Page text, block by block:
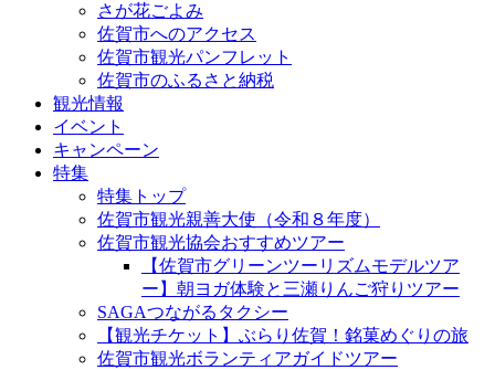
さが花ごよみ
佐賀市へのアクセス
佐賀市観光パンフレット
佐賀市のふるさと納税
観光情報
イベント
キャンペーン
特集
特集トップ
佐賀市観光親善大使（令和８年度）
佐賀市観光協会おすすめツアー
【佐賀市グリーンツーリズムモデルツア
ー】朝ヨガ体験と三瀬りんご狩りツアー
SAGAつながるタクシー
【観光チケット】ぶらり佐賀！銘菓めぐりの旅
佐賀市観光ボランティアガイドツアー